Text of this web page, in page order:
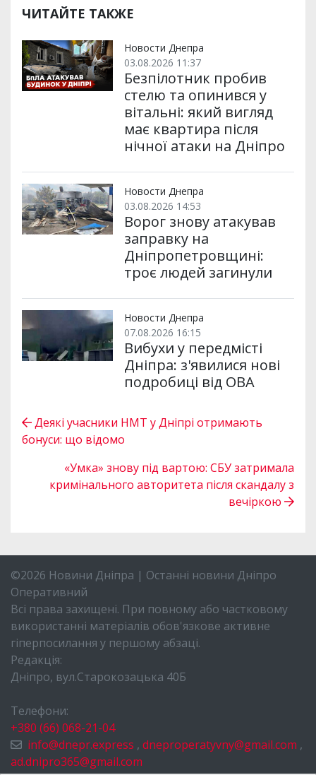
ЧИТАЙТЕ ТАКЖЕ
Новости Днепра
03.08.2026 11:37
Безпілотник пробив
стелю та опинився у
вітальні: який вигляд
має квартира після
нічної атаки на Дніпро
Новости Днепра
03.08.2026 14:53
Ворог знову атакував
заправку на
Дніпропетровщині:
троє людей загинули
Новости Днепра
07.08.2026 16:15
Вибухи у передмісті
Дніпра: з'явилися нові
подробиці від ОВА
Деякі учасники НМТ у Дніпрі отримають
бонуси: що відомо
«Умка» знову під вартою: СБУ затримала
кримінального авторитета після скандалу з
вечіркою
©2026 Новини Дніпра | Останні новини Дніпро
Оперативний
Всі права захищені. При повному або частковому
використанні матеріалів обов'язкове активне
гіперпосилання у першому абзаці.
Редакція:
Дніпро, вул.Старокозацька 40Б
Телефони:
+380 (66) 068-21-04
info@dnepr.express , dneproperatyvny@gmail.com ,
ad.dnipro365@gmail.com